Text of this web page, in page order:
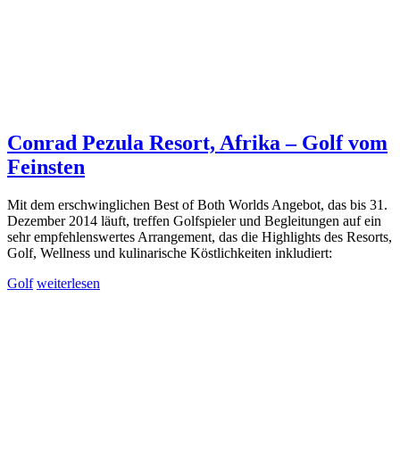
Conrad Pezula Resort, Afrika – Golf vom
Feinsten
Mit dem erschwinglichen Best of Both Worlds Angebot, das bis 31.
Dezember 2014 läuft, treffen Golfspieler und Begleitungen auf ein
sehr empfehlenswertes Arrangement, das die Highlights des Resorts,
Golf, Wellness und kulinarische Köstlichkeiten inkludiert:
Golf weiterlesen